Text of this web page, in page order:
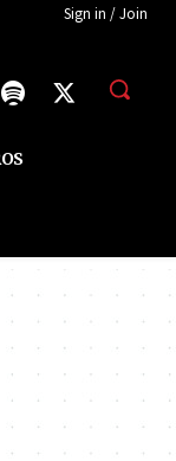
Sign in / Join